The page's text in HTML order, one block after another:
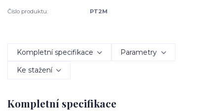
Číslo produktu: PT2M
Kompletní specifikace Parametry
Ke stažení
Kompletní specifikace